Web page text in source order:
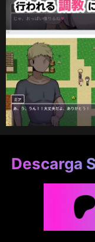
Descarga